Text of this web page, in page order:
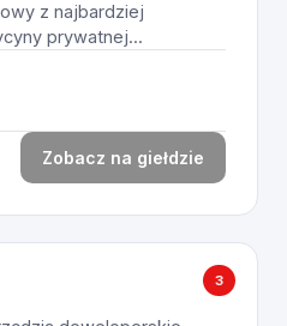
z najbardziej
prywatnej...
Zobacz na giełdzie
3